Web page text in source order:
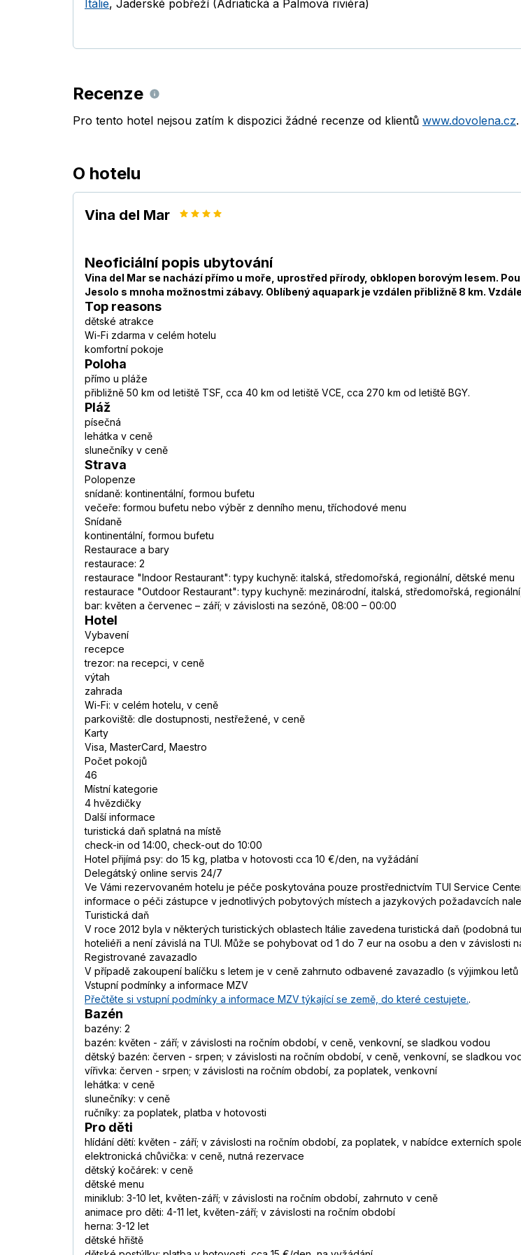
Itálie, Jaderské pobřeží (Adriatická a Palmová riviéra)
Recenze
Pro tento hotel nejsou zatím k dispozici žádné recenze od klientů www.dovolena.cz.
O hotelu
Vina del Mar
Neoficiální popis ubytování
Vina del Mar se nachází přímo u moře, uprostřed přírody, obklopen borovým lesem.
Jesolo s mnoha možnostmi zábavy. Oblíbený aquapark je vzdálen přibližně 8 km.
Top reasons
dětské atrakce
Wi-Fi zdarma v celém hotelu
komfortní pokoje
Poloha
přímo u pláže
přibližně 50 km od letiště TSF, cca 40 km od letiště VCE, cca 270 km od letiště BGY.
Pláž
písečná
lehátka v ceně
slunečníky v ceně
Strava
Polopenze
snídaně: kontinentální, formou bufetu
večeře: formou bufetu nebo výběr z denního menu, tříchodové menu
Snídaně
kontinentální, formou bufetu
Restaurace a bary
restaurace: 2
restaurace "Indoor Restaurant": typy kuchyně: italská, středomořská, regionální, dětské menu
restaurace "Outdoor Restaurant": typy kuchyně: mezinárodní, italská, středomořská,
bar: květen a červenec – září; v závislosti na sezóně, 08:00 – 00:00
Hotel
Vybavení
recepce
trezor: na recepci, v ceně
výtah
zahrada
Wi-Fi: v celém hotelu, v ceně
parkoviště: dle dostupnosti, nestřežené, v ceně
Karty
Visa, MasterCard, Maestro
Počet pokojů
46
Místní kategorie
4 hvězdičky
Další informace
turistická daň splatná na místě
check-in od 14:00, check-out do 10:00
Hotel přijímá psy: do 15 kg, platba v hotovosti cca 10 €/den, na vyžádání
Delegátský online servis 24/7
Ve Vámi rezervovaném hotelu je péče poskytována pouze prostřednictvím TUI Service
informace o péči zástupce v jednotlivých pobytových místech a jazykových požadavcích
Turistická daň
V roce 2012 byla v některých turistických oblastech Itálie zavedena turistická daň (podobná
hoteliéři a není závislá na TUI. Může se pohybovat od 1 do 7 eur na osobu a den v závislosti
Registrované zavazadlo
V případě zakoupení balíčku s letem je v ceně zahrnuto odbavené zavazadlo (s výjimkou
Vstupní podmínky a informace MZV
Přečtěte si vstupní podmínky a informace MZV týkající se země, do které cestujete..
Bazén
bazény: 2
bazén: květen - září; v závislosti na ročním období, v ceně, venkovní, se sladkou vodou
dětský bazén: červen - srpen; v závislosti na ročním období, v ceně, venkovní, se sladkou
vířivka: červen - srpen; v závislosti na ročním období, za poplatek, venkovní
lehátka: v ceně
slunečníky: v ceně
ručníky: za poplatek, platba v hotovosti
Pro děti
hlídání dětí: květen - září; v závislosti na ročním období, za poplatek, v nabídce externích
elektronická chůvička: v ceně, nutná rezervace
dětský kočárek: v ceně
dětské menu
miniklub: 3-10 let, květen-září; v závislosti na ročním období, zahrnuto v ceně
animace pro děti: 4-11 let, květen-září; v závislosti na ročním období
herna: 3-12 let
dětské hřiště